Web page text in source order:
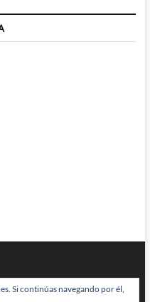
Si continúas navegando por él,